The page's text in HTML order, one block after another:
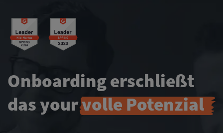
Onboarding erschließt
dasyourvollePotenzial